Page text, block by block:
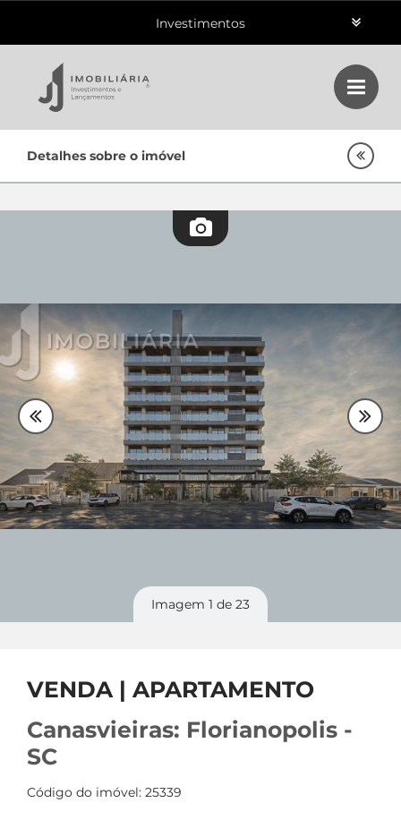
Class
Investimentos
Home
Oportunidades
Contato
Fale Conosco 48 3364-0079
48 99842-0500
Divulgue seu imóvel
Detalhes sobre o imóvel
Imagem 1 de 23
VENDA | APARTAMENTO
Canasvieiras: Florianopolis -
SC
Código do imóvel: 25339